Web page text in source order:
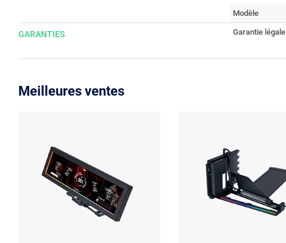
Modèle
GARANTIES Garantie légale
Meilleures ventes